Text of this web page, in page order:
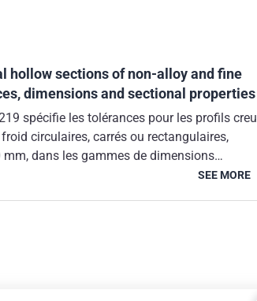
hollow sections of non-alloy and fine
dimensions and sectional properties
spécifie les tolérances pour les profils
circulaires, carrés ou rectangulaires,
dans les gammes de dimensions
jusqu'à 2 500 mm ;- carré : dimensions
SEE MORE